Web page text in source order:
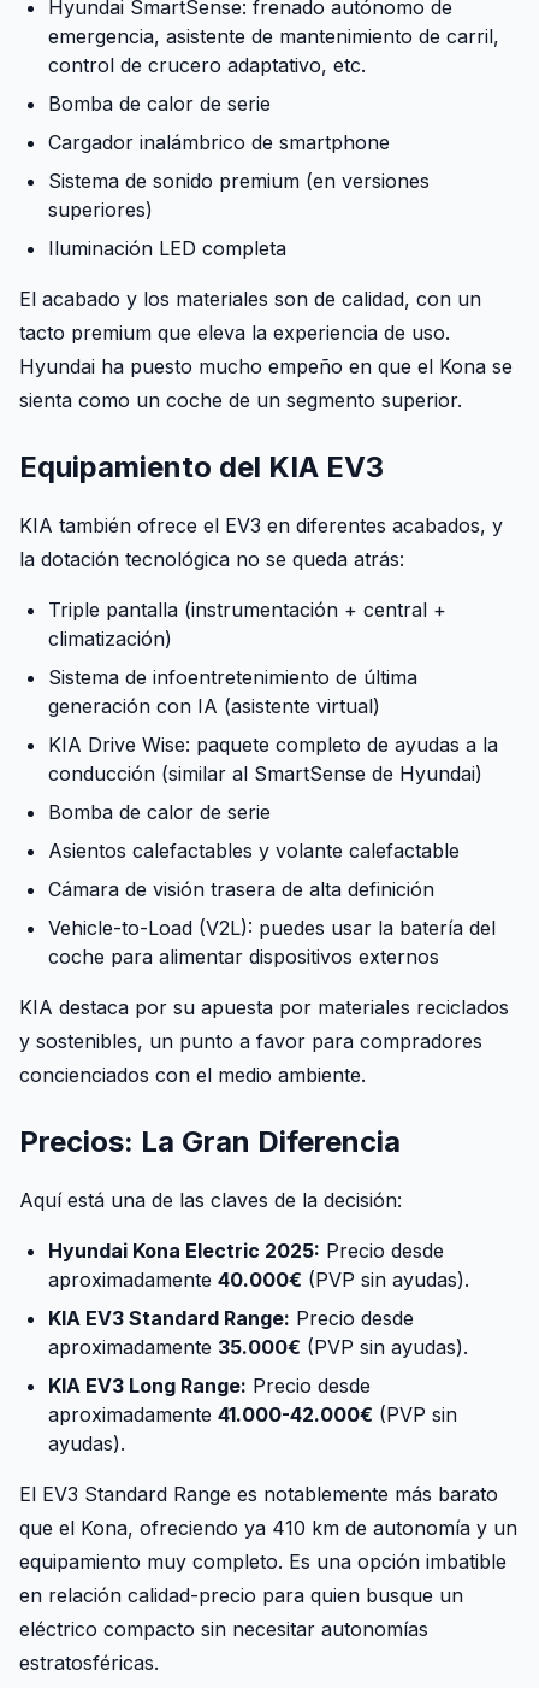
Hyundai SmartSense: frenado autónomo de
emergencia, asistente de mantenimiento de carril,
control de crucero adaptativo, etc.
Bomba de calor de serie
Cargador inalámbrico de smartphone
Sistema de sonido premium (en versiones
superiores)
Iluminación LED completa
El acabado y los materiales son de calidad, con un
tacto premium que eleva la experiencia de uso.
Hyundai ha puesto mucho empeño en que el Kona se
sienta como un coche de un segmento superior.
Equipamiento del KIA EV3
KIA también ofrece el EV3 en diferentes acabados, y
la dotación tecnológica no se queda atrás:
Triple pantalla (instrumentación + central +
climatización)
Sistema de infoentretenimiento de última
generación con IA (asistente virtual)
KIA Drive Wise: paquete completo de ayudas a la
conducción (similar al SmartSense de Hyundai)
Bomba de calor de serie
Asientos calefactables y volante calefactable
Cámara de visión trasera de alta definición
Vehicle-to-Load (V2L): puedes usar la batería del
coche para alimentar dispositivos externos
KIA destaca por su apuesta por materiales reciclados
y sostenibles, un punto a favor para compradores
concienciados con el medio ambiente.
Precios: La Gran Diferencia
Aquí está una de las claves de la decisión:
Hyundai Kona Electric 2025: Precio desde
aproximadamente 40.000€ (PVP sin ayudas).
KIA EV3 Standard Range: Precio desde
aproximadamente 35.000€ (PVP sin ayudas).
KIA EV3 Long Range: Precio desde
aproximadamente 41.000-42.000€ (PVP sin
ayudas).
El EV3 Standard Range es notablemente más barato
que el Kona, ofreciendo ya 410 km de autonomía y un
equipamiento muy completo. Es una opción imbatible
en relación calidad-precio para quien busque un
eléctrico compacto sin necesitar autonomías
estratosféricas.